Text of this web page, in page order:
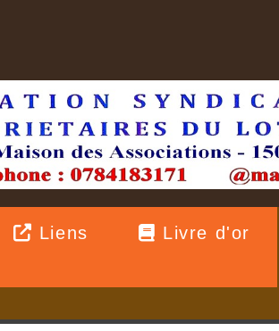
Liens
Livre d'or